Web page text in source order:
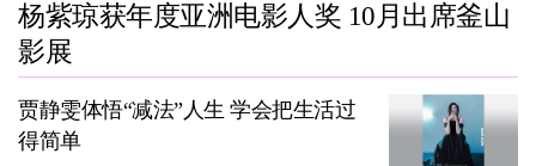
杨紫琼获年度亚洲电影人奖 10月出席釜山
影展
贾静雯体悟“减法”人生 学会把生活过
得简单